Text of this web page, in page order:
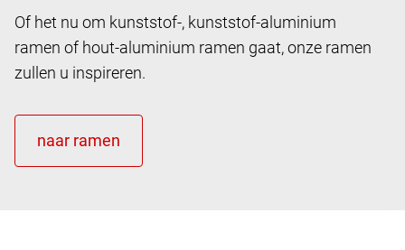
Of het nu om kunststof-, kunststof-aluminium
ramen of hout-aluminium ramen gaat, onze ramen
zullen u inspireren.